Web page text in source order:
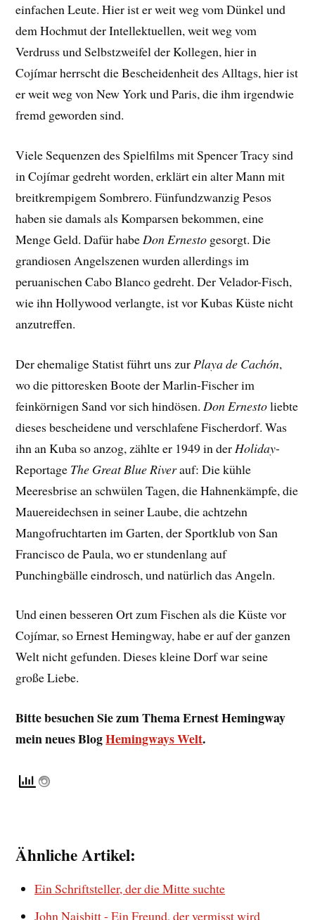
einfachen Leute. Hier ist er weit weg vom Dünkel und
dem Hochmut der Intellektuellen, weit weg vom
Verdruss und Selbstzweifel der Kollegen, hier in
Cojímar herrscht die Bescheidenheit des Alltags, hier ist
er weit weg von New York und Paris, die ihm irgendwie
fremd geworden sind.
Viele Sequenzen des Spielfilms mit Spencer Tracy sind
in Cojímar gedreht worden, erklärt ein alter Mann mit
breitkrempigem Sombrero. Fünfundzwanzig Pesos
haben sie damals als Komparsen bekommen, eine
Menge Geld. Dafür habeDon Ernesto gesorgt. Die
grandiosen Angelszenen wurden allerdings im
peruanischen Cabo Blanco gedreht. Der Velador-Fisch,
wie ihn Hollywood verlangte, ist vor Kubas Küste nicht
anzutreffen.
Der ehemalige Statist führt uns zur Playa de Cachón,
wo die pittoresken Boote der Marlin-Fischer im
feinkörnigen Sand vor sich hindösen. Don Ernestoliebte
dieses bescheidene und verschlafene Fischerdorf. Was
ihn an Kuba so anzog, zählte er 1949 in der Holiday-
Reportage The Great Blue Riverauf: Die kühle
Meeresbrise an schwülen Tagen, die Hahnenkämpfe, die
Mauereidechsen in seiner Laube, die achtzehn
Mangofruchtarten im Garten, der Sportklub von San
Francisco de Paula, wo er stundenlang auf
Punchingbälle eindrosch, und natürlich das Angeln.
Und einen besseren Ort zum Fischen als die Küste vor
Cojímar, so Ernest Hemingway, habe er auf der ganzen
Welt nicht gefunden. Dieses kleine Dorf war seine
große Liebe.
Bitte besuchen Sie zum Thema Ernest Hemingway
mein neues BlogHemingways Welt.
Ähnliche Artikel:
Ein Schriftsteller, der die Mitte suchte
John Naisbitt - Ein Freund, der vermisst wird